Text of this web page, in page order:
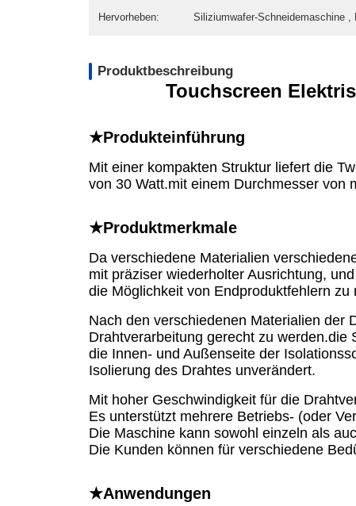
Hervorheben: Siliziumwafer-Schneidemaschine ,
Produktbeschreibung
Touchscreen
★Produkteinführung
Mit einer kompakten Struktur liefert die
von 30 Watt.mit einem Durchmesser von
★Produktmerkmale
Da verschiedene Materialien
mit präziser wiederholter Ausrichtung,
die Möglichkeit von Endproduktfehlern zu
Nach den verschiedenen Materialien der
Drahtverarbeitung gerecht zu
die Innen- und Außenseite der
Isolierung des Drahtes unverändert.
Mit hoher Geschwindigkeit für die
Es unterstützt mehrere Betriebs- (oder
Die Maschine kann sowohl einzeln als
Die Kunden können für verschiedene
★Anwendungen